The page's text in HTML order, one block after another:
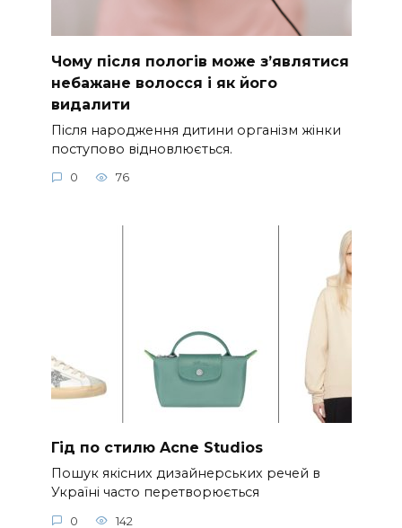
Чому після пологів може з’являтися
небажане волосся і як його
видалити
Після народження дитини організм жінки
поступово відновлюється.
0 76
Гід по стилю Acne Studios
Пошук якісних дизайнерських речей в
Україні часто перетворюється
0 142